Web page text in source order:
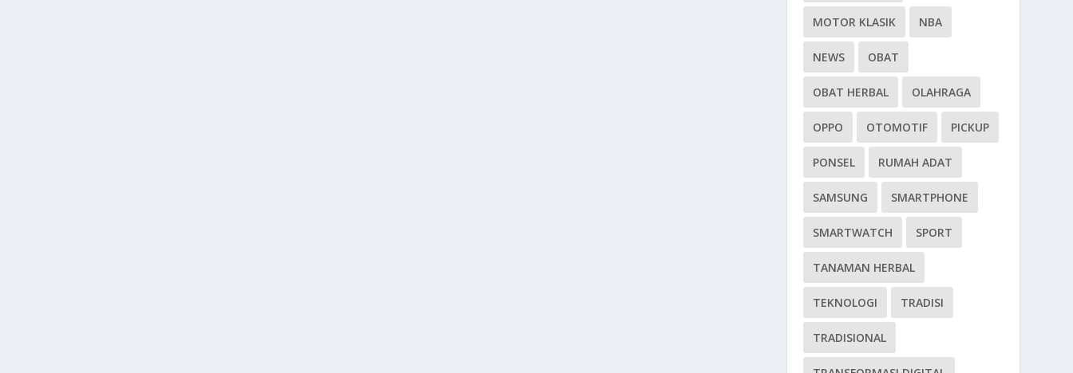
MOTOR KLASIK NBA
NEWS OBAT
OBAT HERBAL OLAHRAGA
OPPO OTOMOTIF PICKUP
PONSEL RUMAH ADAT
SAMSUNG SMARTPHONE
SMARTWATCH SPORT
TANAMAN HERBAL
TEKNOLOGI TRADISI
TRADISIONAL